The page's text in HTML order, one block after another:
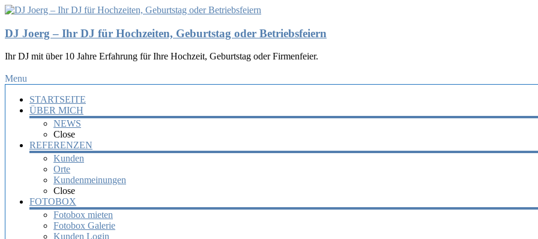
DJ Joerg – Ihr DJ für Hochzeiten, Geburtstag oder Betriebsfeiern
Ihr DJ mit über 10 Jahre Erfahrung für Ihre Hochzeit, Geburtstag oder Firmenfeier.
Menu
STARTSEITE
ÜBER MICH
NEWS
Close
REFERENZEN
Kunden
Orte
Kundenmeinungen
Close
FOTOBOX
Fotobox mieten
Fotobox Galerie
Kunden Login